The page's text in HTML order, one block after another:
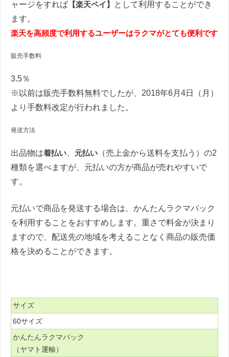
ャージをすれば 【楽天ペイ】
として利用することができ
ます。
楽天を高頻度で利用するユーザーはラクマがとても便利です
販売手数料
3.5％
※以前は販売手数料無料でしたが、2018年6月4日（月）
より手数料改定が行われました。
発送方法
出品物は着払い 元払い （売上金から送料を支払う）の2
種類を選べますが、元払いの方が商品が売れやすいで
す。
元払いで商品を発送する場合は、かんたんラクマパック
を利用することをおすすめします。重さで料金が決まり
ますので、配送先の地域を考えることなく商品の販売価
格を決めることができます。
サイズ
60サイズ
かんたんラクマパック
（ヤマト運輸）